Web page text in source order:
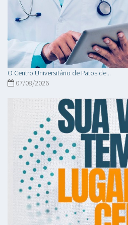
O Centro Universitário de Patos de...
07/08/2026